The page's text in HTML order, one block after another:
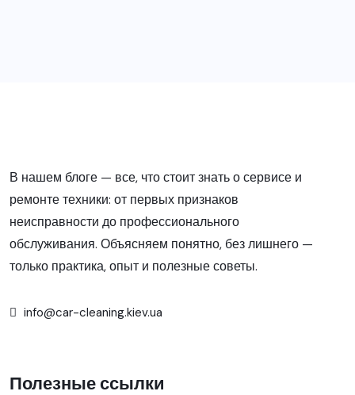
В нашем блоге — все, что стоит знать о сервисе и
ремонте техники: от первых признаков
неисправности до профессионального
обслуживания. Объясняем понятно, без лишнего —
только практика, опыт и полезные советы.
info@car-cleaning.kiev.ua
Полезные ссылки